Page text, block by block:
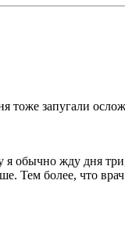
тоже запугали
обычно жду дня
Тем более, что